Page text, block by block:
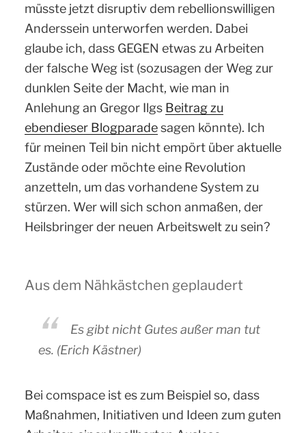
müsste jetzt disruptiv dem rebellionswilligen
Anderssein unterworfen werden. Dabei
glaube ich, dass GEGEN etwas zu Arbeiten
der falsche Weg ist (sozusagen der Weg zur
dunklen Seite der Macht, wie man in
Anlehung an Gregor Ilgs Beitrag zu
ebendieser Blogparadesagen könnte). Ich
für meinen Teil bin nicht empört über aktuelle
Zustände oder möchte eine Revolution
anzetteln, um das vorhandene System zu
stürzen. Wer will sich schon anmaßen, der
Heilsbringer der neuen Arbeitswelt zu sein?
Aus dem Nähkästchen geplaudert
Es gibt nicht Gutes außer man tut
es. (Erich Kästner)
Bei comspace ist es zum Beispiel so, dass
Maßnahmen, Initiativen und Ideen zum guten